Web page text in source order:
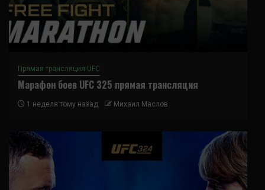
Прямая трансляция UFC
Марафон боев UFC 325 прямая трансляция
1 неделя тому назад Михаил Маслов